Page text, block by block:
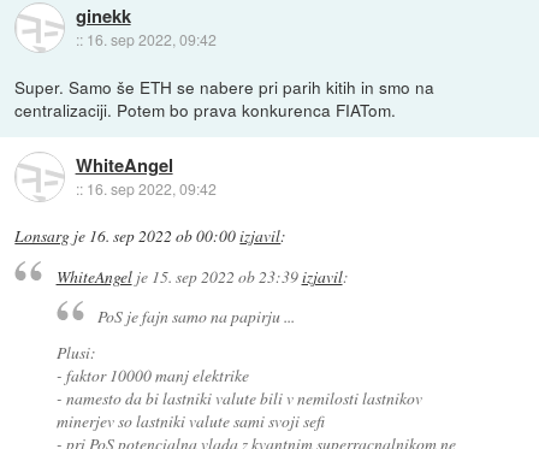
ginekk
:: 16. sep 2022, 09:42
Super. Samo še ETH se nabere pri parih kitih in smo na
centralizaciji. Potem bo prava konkurenca FIATom.
WhiteAngel
:: 16. sep 2022, 09:42
Lonsarg je 16. sep 2022 ob 00:00izjavil:
WhiteAngelje 15. sep 2022 ob 23:39izjavil:
PoS je fajn samo na papirju ...
Plusi:
- faktor 10000 manj elektrike
- namesto da bi lastniki valute bili v nemilosti lastnikov
minerjev so lastniki valute sami svoji sefi
- pri PoS potencialna vlada z kvantnim superracnalnikom ne